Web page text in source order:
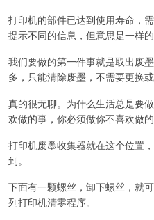
打印机的部件已达到使用寿命，
提示不同的信息，但意思是一样的
我们要做的第一件事就是取出废
多，只能清除废墨，不需要更换或
真的很无聊。为什么生活总是要
欢做的事，你必须做你不喜欢做的
打印机废墨收集器就在这个位置
到。
下面有一颗螺丝，卸下螺丝，就
列打印机清零程序。